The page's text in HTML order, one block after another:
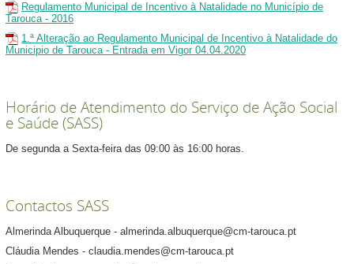
Regulamento Municipal de Incentivo à Natalidade no Município de
Tarouca - 2016
1.ª Alteração ao Regulamento Municipal de Incentivo à Natalidade do
Municipio de Tarouca - Entrada em Vigor 04.04.2020
Horário de Atendimento do Serviço de Ação Social
e Saúde (SASS)
De segunda a Sexta-feira das 09:00 às 16:00 horas.
Contactos SASS
Almerinda Albuquerque - almerinda.albuquerque@cm-tarouca.pt
Cláudia Mendes - claudia.mendes@cm-tarouca.pt